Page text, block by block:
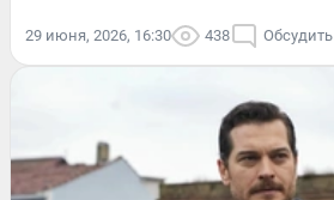
29 июня, 2026, 16:30 438 Обсудить